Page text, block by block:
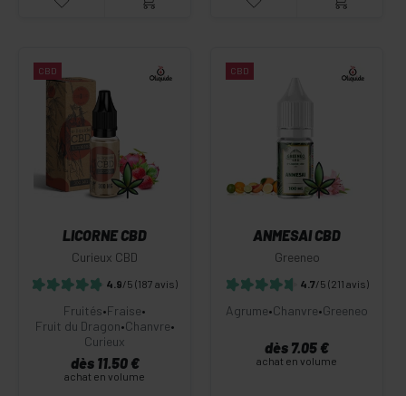
CBD
LICORNE CBD
Curieux CBD
4.9/5 (187 avis)
Fruités•Fraise•
Fruit du Dragon•Chanvre•
Curieux
dès 11.50 €
achat en volume
CBD
ANMESAI CBD
Greeneo
4.7/5 (211 avis)
Agrume•Chanvre•Greeneo
dès 7.05 €
achat en volume